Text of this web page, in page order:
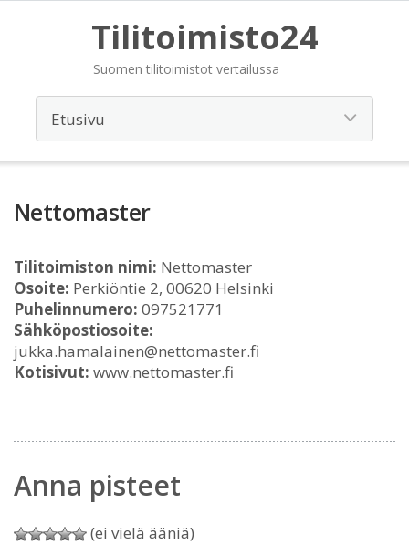
Tilitoimisto24
Suomen tilitoimistot vertailussa
Nettomaster
Tilitoimiston nimi: Nettomaster
Osoite: Perkiöntie 2, 00620 Helsinki
Puhelinnumero: 097521771
Sähköpostiosoite:
jukka.hamalainen@nettomaster.fi
Kotisivut: www.nettomaster.fi
Anna pisteet
(ei vielä ääniä)